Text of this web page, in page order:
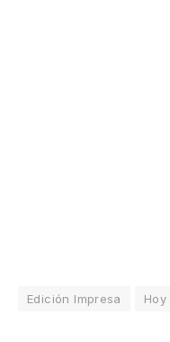
Edición Impresa Hoy